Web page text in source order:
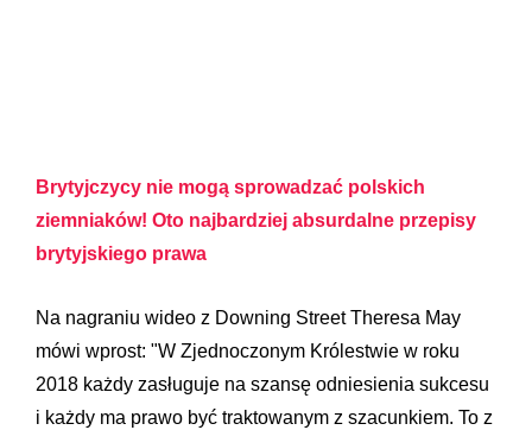
Brytyjczycy nie mogą sprowadzać polskich
ziemniaków! Oto najbardziej absurdalne przepisy
brytyjskiego prawa
Na nagraniu wideo z Downing Street Theresa May
mówi wprost: "W Zjednoczonym Królestwie w roku
2018 każdy zasługuje na szansę odniesienia sukcesu
i każdy ma prawo być traktowanym z szacunkiem. To z